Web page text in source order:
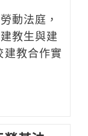
動法庭，
教生與建
建教合作實